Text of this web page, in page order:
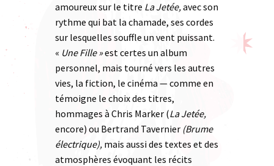
amoureux sur le titre La Jetée,avec son
rythme qui bat la chamade, ses cordes
sur lesquelles souffle un vent puissant.
« Une Fille »est certes un album
personnel, mais tourné vers les autres
vies, la fiction, le cinéma — comme en
témoigne le choix des titres,
hommages à Chris Marker (La Jetée,
encore) ou Bertrand Tavernier (Brume
électrique), mais aussi des textes et des
atmosphères évoquant les récits